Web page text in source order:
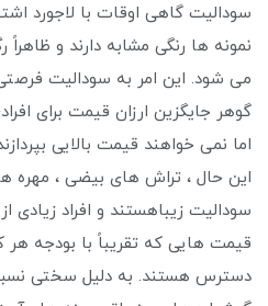
سودالیت گاهی اوقات با لاجورد
نمونه ها رنگی مشابه دارند و
می شود. این امر به سودالیت
گوهر جایگزین ارزان قیمت برای
اما نمی خواهند قیمت بالایی
این حال ، تراش های بیضی ، مهره
سودالیت زیباهستند و افراد زیادی
قیمت هایی که تقریباً با بودجه
دسترس هستند. به دلیل سختی